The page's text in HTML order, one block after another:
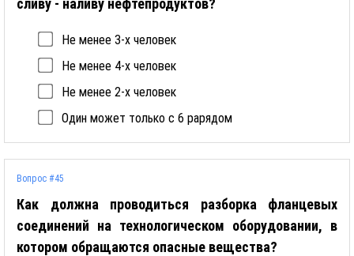
сливу - наливу нефтепродуктов?
Не менее 3-х человек
Не менее 4-х человек
Не менее 2-х человек
Один может только с 6 рарядом
Вопрос #45
Как должна проводиться разборка фланцевых
соединений на технологическом оборудовании, в
котором обращаются опасные вещества?